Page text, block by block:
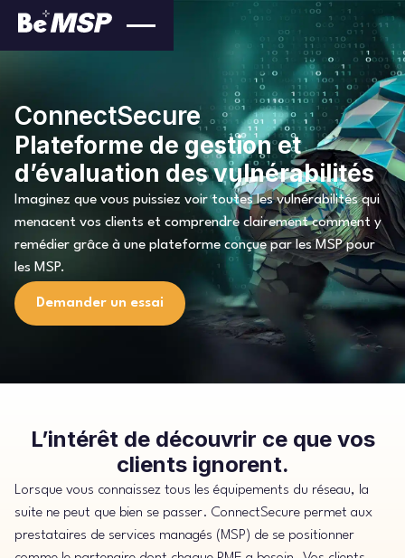
ConnectSecure
Plateforme de gestion et
d’évaluation des vulnérabilités
Imaginez que vous puissiez voir toutes les vulnérabilités qui
menacent vos clients et comprendre clairement comment y
remédier grâce à une plateforme conçue par les MSP pour
les MSP.
Demander un essai
L’intérêt de découvrir ce que vos
clients ignorent.
Lorsque vous connaissez tous les équipements du réseau, la
suite ne peut que bien se passer. ConnectSecure permet aux
prestataires de services managés (MSP) de se positionner